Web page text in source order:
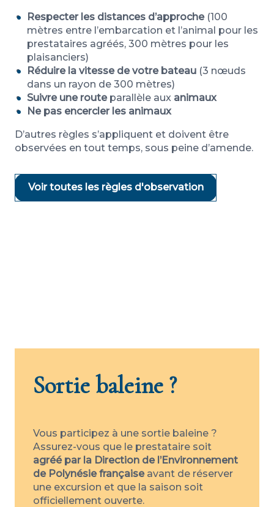
Respecter les distances d’approche(100
mètres entre l’embarcation et l’animal pour les
prestataires agréés, 300 mètres pour les
plaisanciers)
Réduire la vitesse de votre bateau (3 nœuds
dans un rayon de 300 mètres)
Suivre une routeparallèle aux animaux
Ne pas encercler les animaux
D’autres règles s’appliquent et doivent être
observées en tout temps, sous peine d’amende.
Voir toutes les règles d'observation
Sortie baleine ?
Vous participez à une sortie baleine ?
Assurez-vous que le prestataire soit
agréé par la Direction de l’Environnement
de Polynésie françaiseavant de réserver
une excursion et que la saison soit
officiellement ouverte.